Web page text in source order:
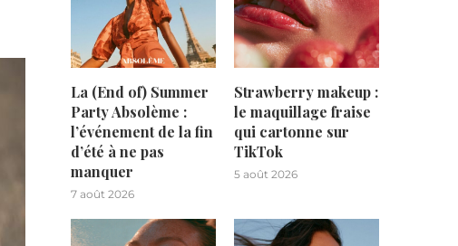
La (End of) Summer
Party Absolème :
l’événement de la fin
d’été à ne pas
manquer
7 août 2026
Strawberry makeup :
le maquillage fraise
qui cartonne sur
TikTok
5 août 2026